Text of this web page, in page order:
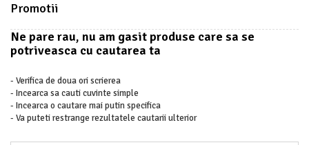
Promotii
Ne pare rau, nu am gasit produse care sa se
potriveasca cu cautarea ta
- Verifica de doua ori scrierea
- Incearca sa cauti cuvinte simple
- Incearca o cautare mai putin specifica
- Va puteti restrange rezultatele cautarii ulterior